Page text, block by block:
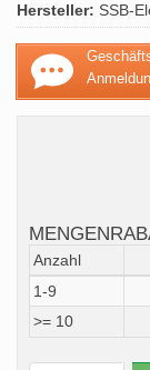
Hersteller: SSB-
Anzahl
1-9
>= 10